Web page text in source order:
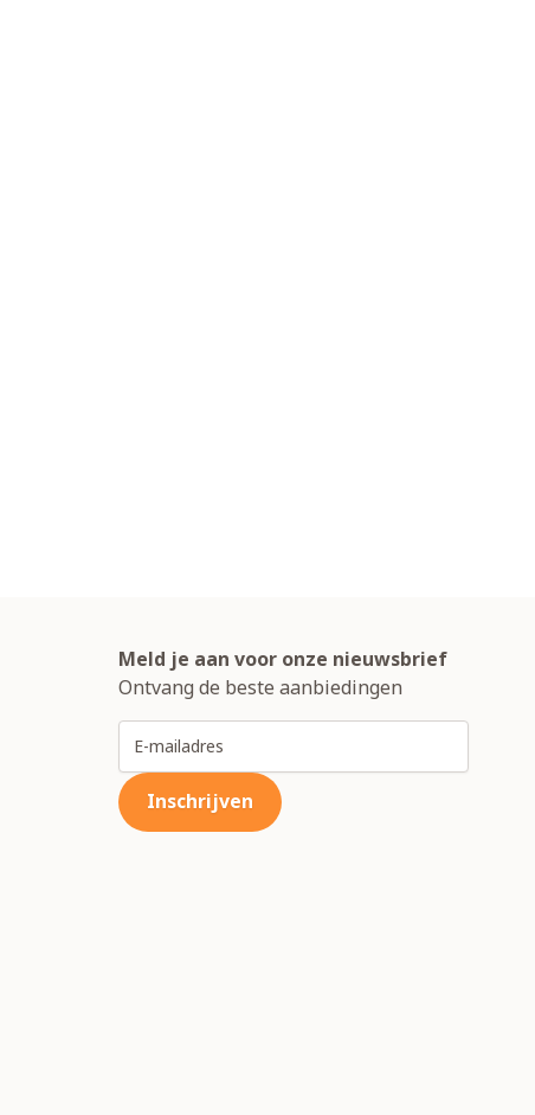
Meld je aan voor onze nieuwsbrief
Ontvang de beste aanbiedingen
E-mailadres
Inschrijven